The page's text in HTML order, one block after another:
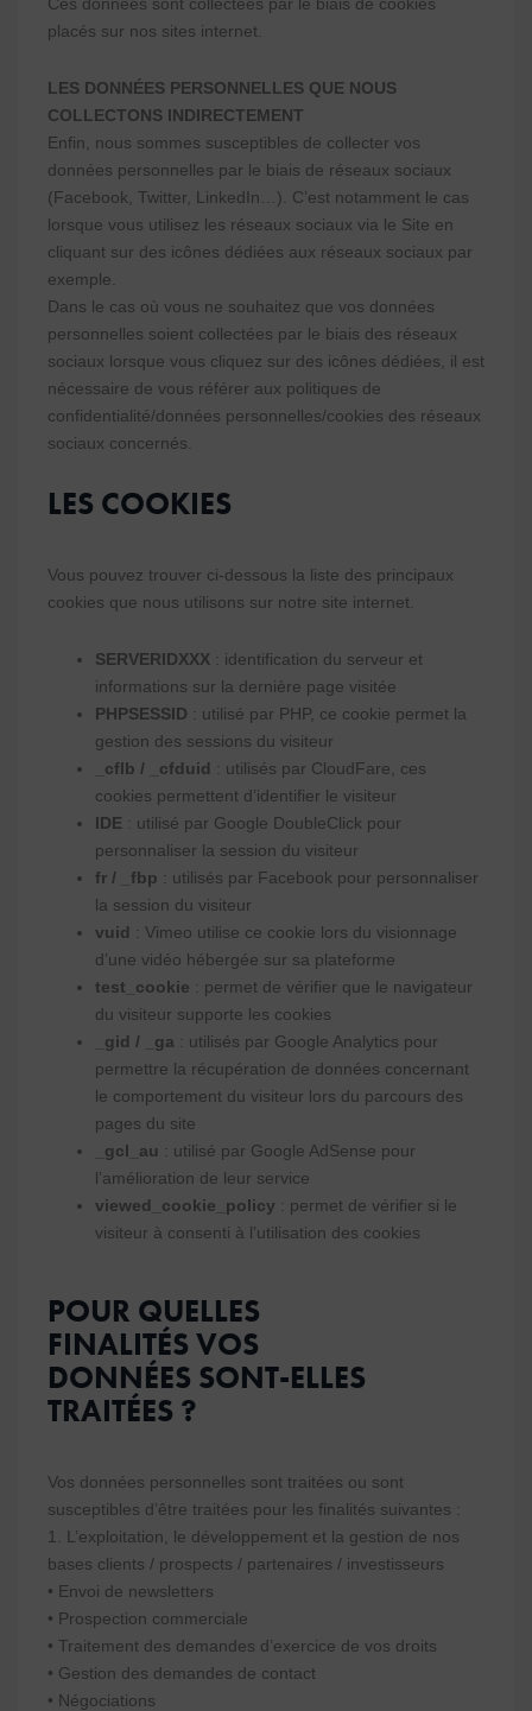
placés sur nos sites internet.
LES DONNÉES PERSONNELLES QUE NOUS
COLLECTONS INDIRECTEMENT
Enfin, nous sommes susceptibles de collecter vos
données personnelles par le biais de réseaux sociaux
(Facebook, Twitter, LinkedIn…). C’est notamment le cas
lorsque vous utilisez les réseaux sociaux via le Site en
cliquant sur des icônes dédiées aux réseaux sociaux par
exemple.
Dans le cas où vous ne souhaitez que vos données
personnelles soient collectées par le biais des réseaux
sociaux lorsque vous cliquez sur des icônes dédiées, il est
nécessaire de vous référer aux politiques de
confidentialité/données personnelles/cookies des réseaux
sociaux concernés.
LES COOKIES
Vous pouvez trouver ci-dessous la liste des principaux
cookies que nous utilisons sur notre site internet.
SERVERIDXXX : identification du serveur et
informations sur la dernière page visitée
PHPSESSID : utilisé par PHP, ce cookie permet la
gestion des sessions du visiteur
_cflb / _cfduid : utilisés par CloudFare, ces
cookies permettent d’identifier le visiteur
IDE : utilisé par Google DoubleClick pour
personnaliser la session du visiteur
fr / _fbp : utilisés par Facebook pour personnaliser
la session du visiteur
vuid : Vimeo utilise ce cookie lors du visionnage
d’une vidéo hébergée sur sa plateforme
test_cookie : permet de vérifier que le navigateur
du visiteur supporte les cookies
_gid / _ga : utilisés par Google Analytics pour
permettre la récupération de données concernant
le comportement du visiteur lors du parcours des
pages du site
_gcl_au : utilisé par Google AdSense pour
l’amélioration de leur service
viewed_cookie_policy : permet de vérifier si le
visiteur à consenti à l’utilisation des cookies
POUR QUELLES
FINALITÉS VOS
DONNÉES SONT-ELLES
TRAITÉES ?
Vos données personnelles sont traitées ou sont
susceptibles d’être traitées pour les finalités suivantes :
1. L’exploitation, le développement et la gestion de nos
bases clients / prospects / partenaires / investisseurs
• Envoi de newsletters
• Prospection commerciale
• Traitement des demandes d’exercice de vos droits
• Gestion des demandes de contact
• Négociations